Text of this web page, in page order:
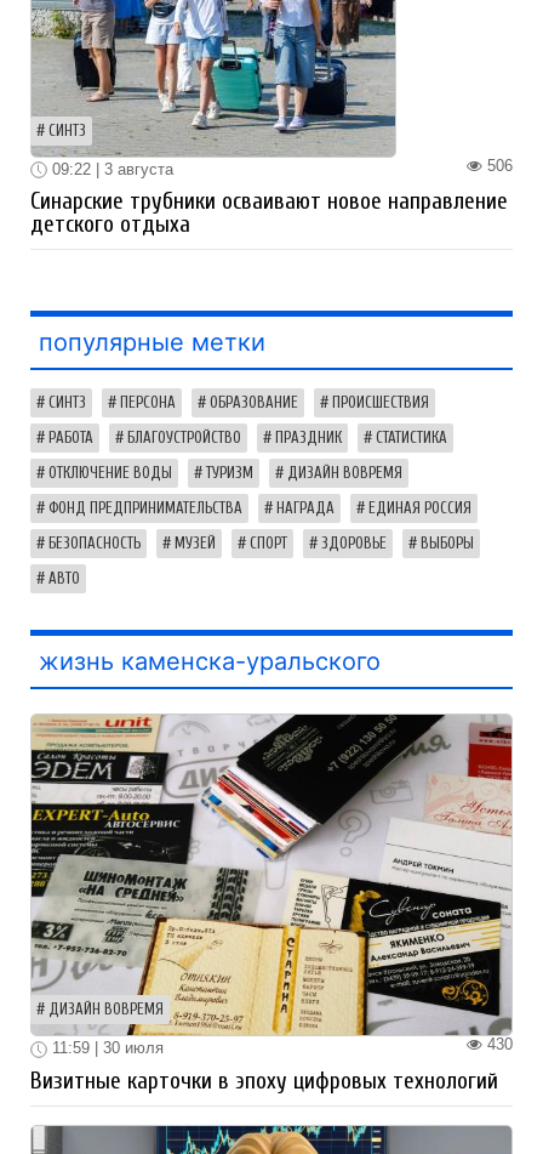
СИНТЗ
506
09:22 | 3 августа
Синарские трубники осваивают новое направление
детского отдыха
популярные метки
СИНТЗ ПЕРСОНА ОБРАЗОВАНИЕ ПРОИСШЕСТВИЯ
РАБОТА БЛАГОУСТРОЙСТВО ПРАЗДНИК СТАТИСТИКА
ОТКЛЮЧЕНИЕ ВОДЫ ТУРИЗМ ДИЗАЙН ВОВРЕМЯ
ФОНД ПРЕДПРИНИМАТЕЛЬСТВА НАГРАДА ЕДИНАЯ РОССИЯ
БЕЗОПАСНОСТЬ МУЗЕЙ СПОРТ ЗДОРОВЬЕ ВЫБОРЫ
АВТО
жизнь каменска-уральского
ДИЗАЙН ВОВРЕМЯ
430
11:59 | 30 июля
Визитные карточки в эпоху цифровых технологий